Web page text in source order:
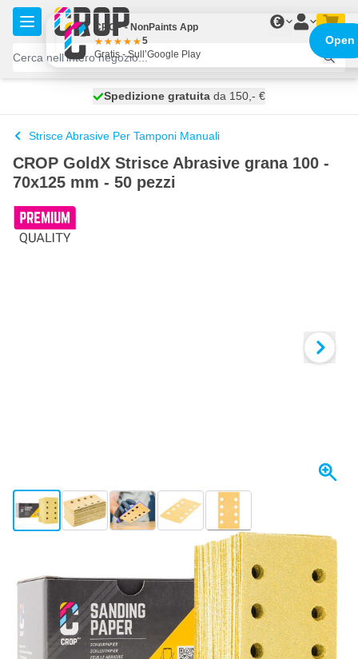
Salta al contenuto
€
spedito domani
Spedizione gratuita da 150,- €
100 giorni
Strisce Abrasive Per Tamponi Manuali
CROP GoldX Strisce Abrasive grana 100 -
70x125 mm - 50 pezzi
View larger imageView larger imageView larger imageView larger imageView larger image
+9
Variante
CROP GoldX Strisce Abrasive grana 100 - 70x125 mm - 50 pezzi
Scegli un numero
CROP - NonPaints App
5
Gratis - Sull’Google Play
Open